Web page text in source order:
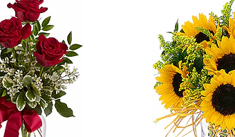
di fiori